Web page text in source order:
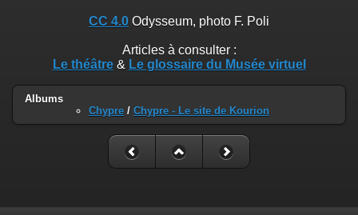
CC 4.0 Odysseum, photo F. Poli
Articles à consulter :
Le théâtre& Le glossaire du Musée virtuel
Albums
Chypre / Chypre - Le site de Kourion